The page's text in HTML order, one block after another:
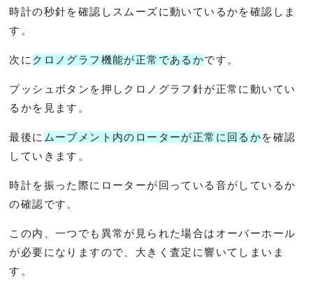
時計の秒針を確認しスムーズに動いているかを確認しま
す。
次に クロノグラフ機能が正常であるかです。
プッシュボタンを押しクロノグラフ針が正常に動いてい
るかを見ます。
最後に ムーブメント内のローターが正常に回るかを確認
していきます。
時計を振った際にローターが回っている音がしているか
の確認です。
この内、一つでも異常が見られた場合はオーバーホール
が必要になりますので、大きく査定に響いてしまいま
す。